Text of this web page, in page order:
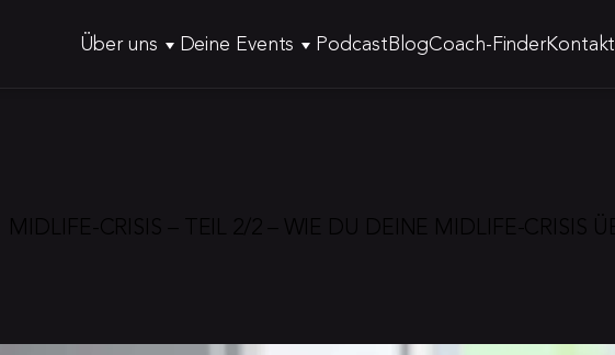
Über uns Deine Events Podcast BlogCoach-FinderKontakt